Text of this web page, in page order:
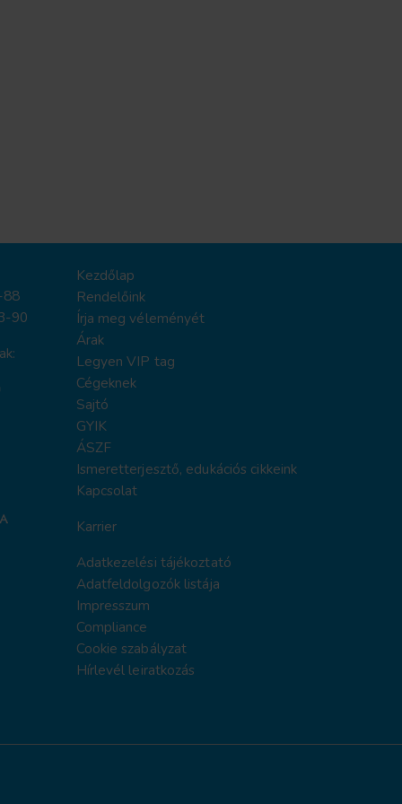
88
90
Kezdőlap
Rendelőink
Írja meg véleményét
Árak
Legyen VIP tag
Cégeknek
Sajtó
GYIK
ÁSZF
Ismeretterjesztő, edukációs cikkeink
Kapcsolat
Karrier
Adatkezelési tájékoztató
Adatfeldolgozók listája
Impresszum
Compliance
Cookie szabályzat
Hírlevél leiratkozás